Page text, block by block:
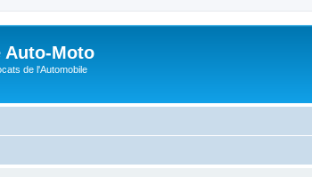
Auto-Moto
de l'Automobile